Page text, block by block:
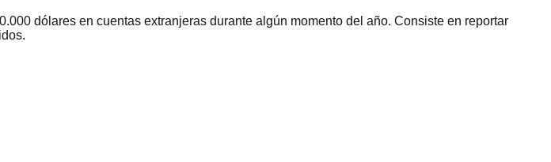
dólares en cuentas extranjeras durante algún momento del año. Consiste en reportar